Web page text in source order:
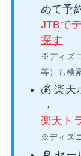
めて予
JTBで
探す
※ディズ
等）も検
💰 楽天
→
楽天ト
※ディズ